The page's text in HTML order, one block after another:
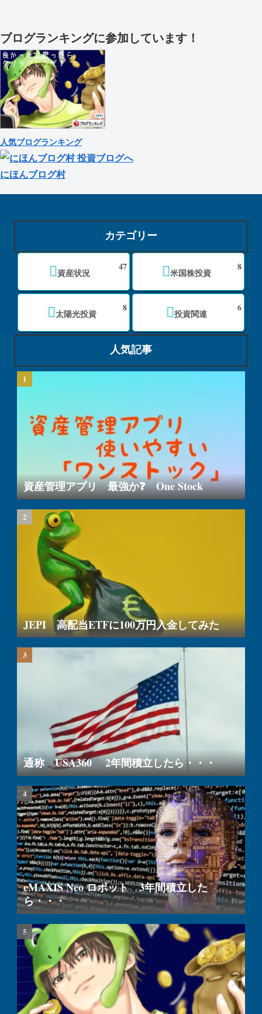
ブログランキングに参加しています！
人気ブログランキング
にほんブログ村
カテゴリー
資産状況
47
米国株投資
8
太陽光投資
8
投資関連
6
人気記事
資産管理アプリ 最強か❓ One Stock
JEPI 高配当ETFに100万円入金してみた
通称 USA360 2年間積立したら・・・
eMAXIS Neo ロボット 3年間積立した
ら・・・